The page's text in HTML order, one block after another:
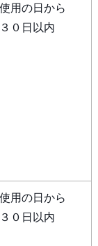
使用の日から
３０日以内
使用の日から
３０日以内